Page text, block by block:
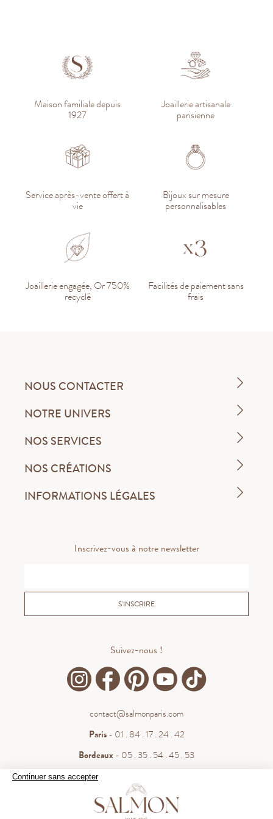
Continuer sans accepter
Maison familiale depuis
1927
Joaillerie artisanale
parisienne
Service après-vente offert à
vie
Bijoux sur mesure
personnalisables
Joaillerie engagée, Or 750%
recyclé
Facilités de paiement sans
frais
NOUS CONTACTER
NOTRE UNIVERS
NOS SERVICES
NOS CRÉATIONS
INFORMATIONS LÉGALES
Inscrivez-vous à notre newsletter
S'INSCRIRE
Suivez-nous !
contact@salmonparis.com
Paris- 01 . 84 . 17 . 24 . 42
Bordeaux- 05 . 35 . 54 . 45 . 53
WhatsApp